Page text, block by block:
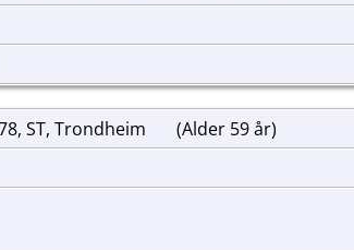
ST, Trondheim (Alder 59 år)